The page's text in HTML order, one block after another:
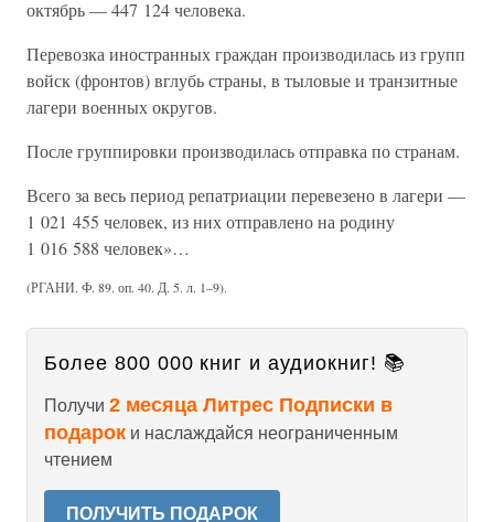
октябрь — 447 124 человека.
Перевозка иностранных граждан производилась из групп
войск (фронтов) вглубь страны, в тыловые и транзитные
лагери военных округов.
После группировки производилась отправка по странам.
Всего за весь период репатриации перевезено в лагери —
1 021 455 человек, из них отправлено на родину
1 016 588 человек»…
(РГАНИ. Ф. 89. оп. 40. Д. 5. л. 1–9).
Более 800 000 книг и аудиокниг! 📚
Получи 2 месяца Литрес Подписки в
подарок и наслаждайся неограниченным
чтением
ПОЛУЧИТЬ ПОДАРОК